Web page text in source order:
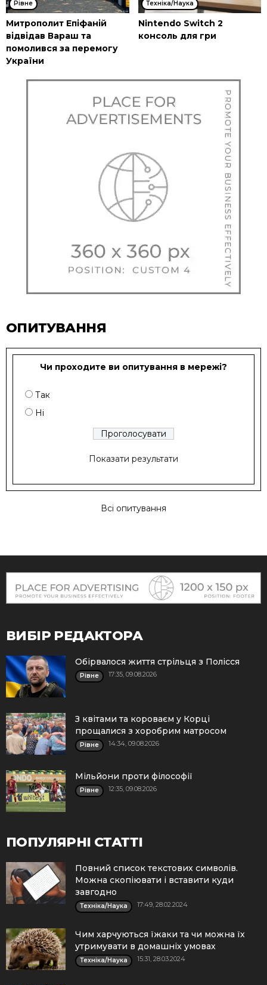
Рівне
Митрополит Епіфаній
відвідав Вараш та
помолився за перемогу
України
Техніка/Наука
Nintendo Switch 2
консоль для гри
ОПИТУВАННЯ
Чи проходите ви опитування в мережі?
Так
Ні
Показати результати
Всі опитування
ВИБІР РЕДАКТОРА
Обірвалося життя стрільця з Полісся
Рівне 17:35, 09.08.2026
З квітами та короваєм у Корці
прощалися з хоробрим матросом
Рівне 14:34, 09.08.2026
Мільйони проти філософії
Рівне 12:35, 09.08.2026
ПОПУЛЯРНІ СТАТТІ
Повний список текстових символів.
Можна скопіювати і вставити куди
завгодно
Техніка/Наука 17:49, 28.02.2024
Чим харчуються їжаки та чи можна їх
утримувати в домашніх умовах
Техніка/Наука 15:31, 28.03.2024